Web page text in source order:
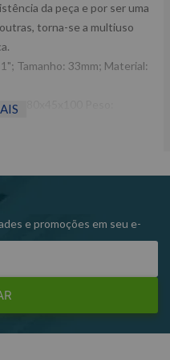
da peça e por ser uma
torna-se a multiuso
Tamanho: 33mm; Material:
80x45x100 Peso:
e promoções em seu e-